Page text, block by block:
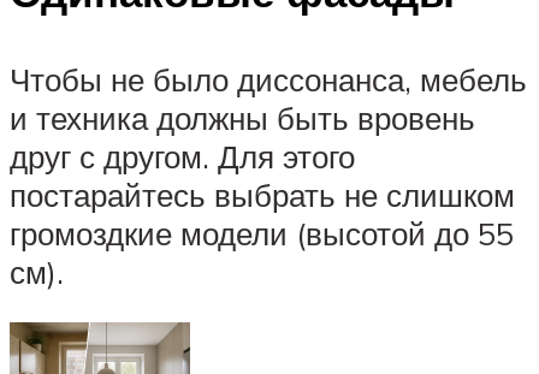
Чтобы не было диссонанса, мебель
и техника должны быть вровень
друг с другом. Для этого
постарайтесь выбрать не слишком
громоздкие модели (высотой до 55
см).